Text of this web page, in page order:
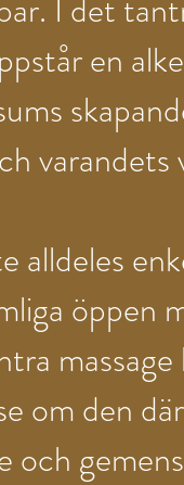
en
varandets
alldeles
öppen
om den
och